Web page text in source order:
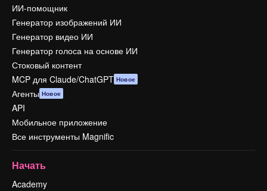
ИИ-помощник
Генератор изображений ИИ
Генератор видео ИИ
Генератор голоса на основе ИИ
Стоковый контент
MCP для Claude/ChatGPT Новое
Агенты Новое
API
Мобильное приложение
Все инструменты Magnific
Начать
Academy